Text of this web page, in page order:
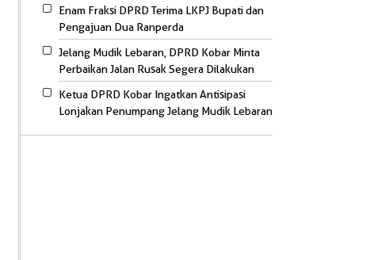
Enam Fraksi DPRD Terima LKPJ Bupati dan
Pengajuan Dua Ranperda
Jelang Mudik Lebaran, DPRD Kobar Minta
Perbaikan Jalan Rusak Segera Dilakukan
Ketua DPRD Kobar Ingatkan Antisipasi
Lonjakan Penumpang Jelang Mudik Lebaran